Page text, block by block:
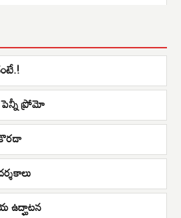
ప్రోమో
కొరడా
ఉద్ఘాటన